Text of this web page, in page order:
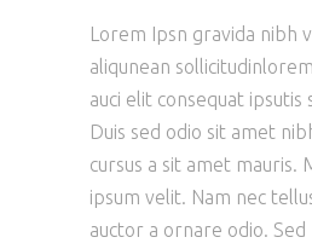
Lorem Ipsn gravida nibh
aliqunean
auci elit consequat ipsutis
Duis sed odio sit amet
cursus a sit amet mauris.
ipsum velit. Nam nec
auctor a ornare odio. Sed